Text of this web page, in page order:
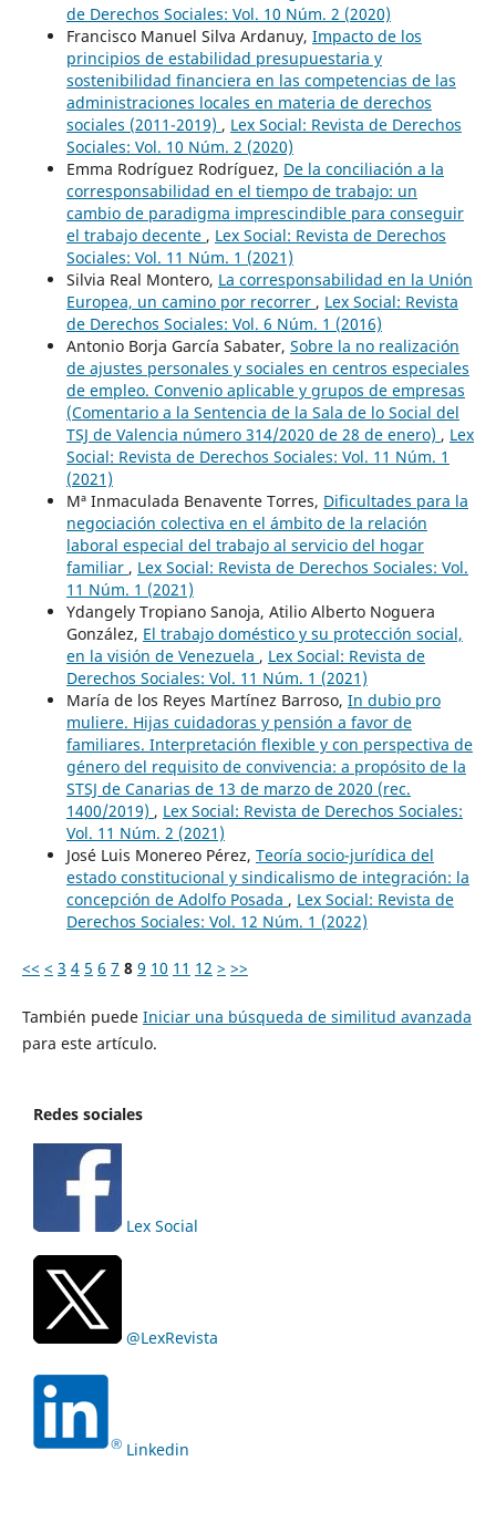
de Derechos Sociales: Vol. 10 Núm. 2 (2020)
Francisco Manuel Silva Ardanuy, Impacto de los
principios de estabilidad presupuestaria y
sostenibilidad financiera en las competencias de las
administraciones locales en materia de derechos
sociales (2011-2019) , Lex Social: Revista de Derechos
Sociales: Vol. 10 Núm. 2 (2020)
Emma Rodríguez Rodríguez, De la conciliación a la
corresponsabilidad en el tiempo de trabajo: un
cambio de paradigma imprescindible para conseguir
el trabajo decente , Lex Social: Revista de Derechos
Sociales: Vol. 11 Núm. 1 (2021)
Silvia Real Montero, La corresponsabilidad en la Unión
Europea, un camino por recorrer , Lex Social: Revista
de Derechos Sociales: Vol. 6 Núm. 1 (2016)
Antonio Borja García Sabater, Sobre la no realización
de ajustes personales y sociales en centros especiales
de empleo. Convenio aplicable y grupos de empresas
(Comentario a la Sentencia de la Sala de lo Social del
TSJ de Valencia número 314/2020 de 28 de enero) , Lex
Social: Revista de Derechos Sociales: Vol. 11 Núm. 1
(2021)
Mª Inmaculada Benavente Torres, Dificultades para la
negociación colectiva en el ámbito de la relación
laboral especial del trabajo al servicio del hogar
familiar , Lex Social: Revista de Derechos Sociales: Vol.
11 Núm. 1 (2021)
Ydangely Tropiano Sanoja, Atilio Alberto Noguera
González, El trabajo doméstico y su protección social,
en la visión de Venezuela , Lex Social: Revista de
Derechos Sociales: Vol. 11 Núm. 1 (2021)
María de los Reyes Martínez Barroso, In dubio pro
muliere. Hijas cuidadoras y pensión a favor de
familiares. Interpretación flexible y con perspectiva de
género del requisito de convivencia: a propósito de la
STSJ de Canarias de 13 de marzo de 2020 (rec.
1400/2019) , Lex Social: Revista de Derechos Sociales:
Vol. 11 Núm. 2 (2021)
José Luis Monereo Pérez, Teoría socio-jurídica del
estado constitucional y sindicalismo de integración: la
concepción de Adolfo Posada , Lex Social: Revista de
Derechos Sociales: Vol. 12 Núm. 1 (2022)
<< < 3 4 5 6 7 8 9 10 11 12 > >>
También puede Iniciar una búsqueda de similitud avanzada
para este artículo.
Redes sociales
Lex Social
@LexRevista
Linkedin